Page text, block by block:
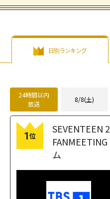
日別ランキング
24時間以内
放送
8/8(土)
1位
SEVENTEEN
ム